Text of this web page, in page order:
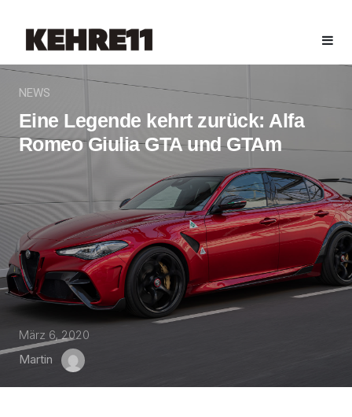
NEWS
Eine Legende kehrt zurück: Alfa
Romeo Giulia GTA und GTAm
März 6, 2020
Martin